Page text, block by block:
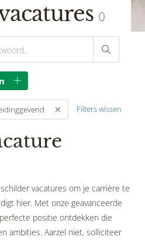
0
Filters wissen
vacatures om je carrière te
hier. Met onze geavanceerde
positie ontdekken die
ambities. Aarzel niet, solliciteer